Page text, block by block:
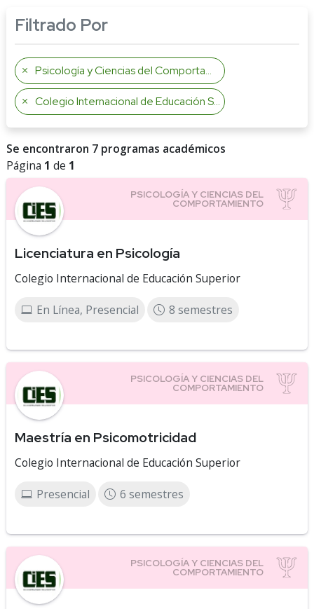
Filtrado Por
Psicología y Ciencias del Comportamiento
Colegio Internacional de Educación Superior
Se encontraron 7 programas académicos
Página 1 de 1
Licenciatura en Psicología
Colegio Internacional de Educación Superior
En Línea, Presencial 8 semestres
Maestría en Psicomotricidad
Colegio Internacional de Educación Superior
Presencial 6 semestres